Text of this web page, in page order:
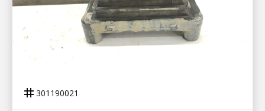
301190021
tag 301190021